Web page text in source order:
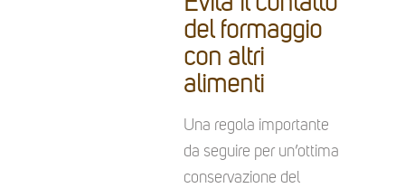
del formaggio
con altri
alimenti
Una regola importante
da seguire per un’ottima
conservazione del